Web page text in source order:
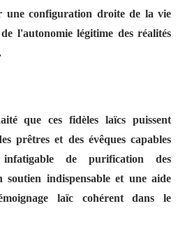
une configuration droite de la vie
l'autonomie légitime des réalités
que ces fidèles laïcs puissent
prêtres et des évêques capables
de purification des
soutien indispensable et une aide
laïc cohérent dans le